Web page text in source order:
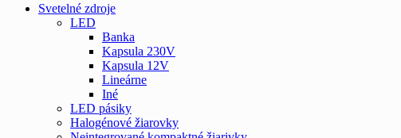
Svetelné zdroje
LED
Banka
Kapsula 230V
Kapsula 12V
Lineárne
Iné
LED pásiky
Halogénové žiarovky